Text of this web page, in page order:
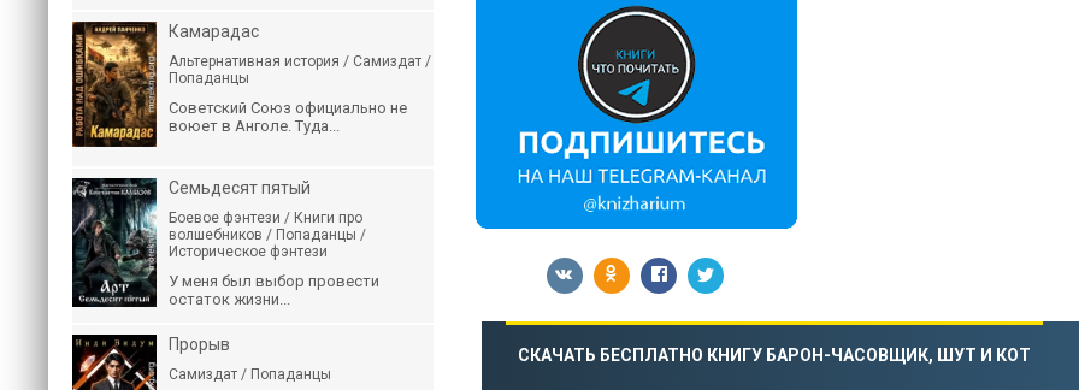
СКАЧАТЬ БЕСПЛАТНО КНИГУ БАРОН-ЧАСОВЩИК, ШУТ И КОТ
Камарадас
Альтернативная история / Самиздат /
Попаданцы
Советский Союз официально не
воюет в Анголе. Туда...
Семьдесят пятый
Боевое фэнтези / Книги про
волшебников / Попаданцы /
Историческое фэнтези
У меня был выбор провести
остаток жизни...
Прорыв
Самиздат / Попаданцы